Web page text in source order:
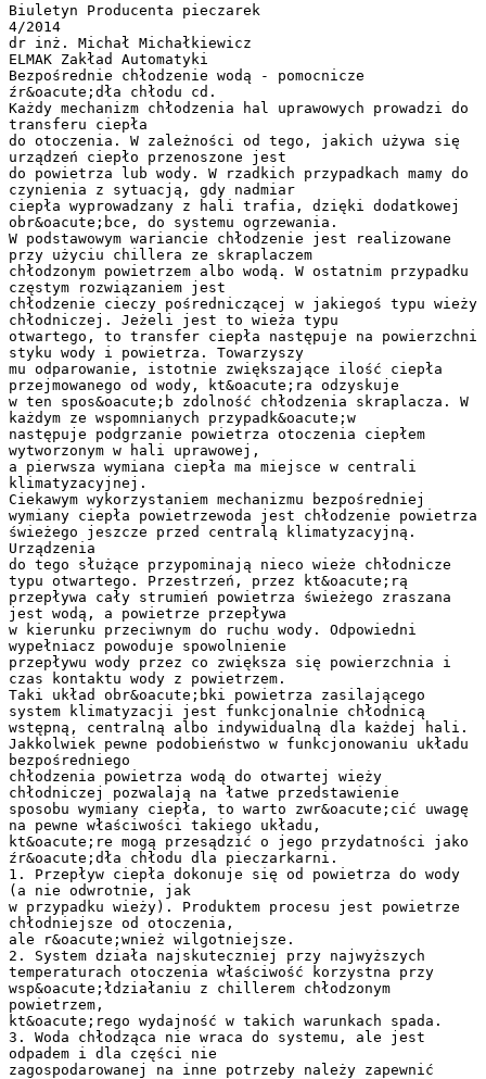
Biuletyn Producenta pieczarek
4/2014
dr inż. Michał Michałkiewicz
ELMAK Zakład Automatyki
Bezpośrednie chłodzenie wodą - pomocnicze
źr&oacute;dła chłodu cd.
Każdy mechanizm chłodzenia hal uprawowych prowadzi do
transferu ciepła
do otoczenia. W zależności od tego, jakich używa się
urządzeń ciepło przenoszone jest
do powietrza lub wody. W rzadkich przypadkach mamy do
czynienia z sytuacją, gdy nadmiar
ciepła wyprowadzany z hali trafia, dzięki dodatkowej
obr&oacute;bce, do systemu ogrzewania.
W podstawowym wariancie chłodzenie jest realizowane
przy użyciu chillera ze skraplaczem
chłodzonym powietrzem albo wodą. W ostatnim przypadku
częstym rozwiązaniem jest
chłodzenie cieczy pośredniczącej w jakiegoś typu wieży
chłodniczej. Jeżeli jest to wieża typu
otwartego, to transfer ciepła następuje na powierzchni
styku wody i powietrza. Towarzyszy
mu odparowanie, istotnie zwiększające ilość ciepła
przejmowanego od wody, kt&oacute;ra odzyskuje
w ten spos&oacute;b zdolność chłodzenia skraplacza. W
każdym ze wspomnianych przypadk&oacute;w
następuje podgrzanie powietrza otoczenia ciepłem
wytworzonym w hali uprawowej,
a pierwsza wymiana ciepła ma miejsce w centrali
klimatyzacyjnej.
Ciekawym wykorzystaniem mechanizmu bezpośredniej
wymiany ciepła powietrzewoda jest chłodzenie powietrza
świeżego jeszcze przed centralą klimatyzacyjną.
Urządzenia
do tego służące przypominają nieco wieże chłodnicze
typu otwartego. Przestrzeń, przez kt&oacute;rą
przepływa cały strumień powietrza świeżego zraszana
jest wodą, a powietrze przepływa
w kierunku przeciwnym do ruchu wody. Odpowiedni
wypełniacz powoduje spowolnienie
przepływu wody przez co zwiększa się powierzchnia i
czas kontaktu wody z powietrzem.
Taki układ obr&oacute;bki powietrza zasilającego
system klimatyzacji jest funkcjonalnie chłodnicą
wstępną, centralną albo indywidualną dla każdej hali.
Jakkolwiek pewne podobieństwo w funkcjonowaniu układu
bezpośredniego
chłodzenia powietrza wodą do otwartej wieży
chłodniczej pozwalają na łatwe przedstawienie
sposobu wymiany ciepła, to warto zwr&oacute;cić uwagę
na pewne właściwości takiego układu,
kt&oacute;re mogą przesądzić o jego przydatności jako
źr&oacute;dła chłodu dla pieczarkarni.
1. Przepływ ciepła dokonuje się od powietrza do wody
(a nie odwrotnie, jak
w przypadku wieży). Produktem procesu jest powietrze
chłodniejsze od otoczenia,
ale r&oacute;wnież wilgotniejsze.
2. System działa najskuteczniej przy najwyższych
temperaturach otoczenia właściwość korzystna przy
wsp&oacute;łdziałaniu z chillerem chłodzonym
powietrzem,
kt&oacute;rego wydajność w takich warunkach spada.
3. Woda chłodząca nie wraca do systemu, ale jest
odpadem i dla części nie
zagospodarowanej na inne potrzeby należy zapewnić